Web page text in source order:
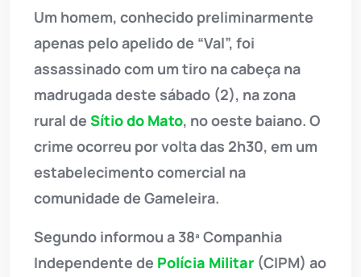
Um homem, conhecido preliminarmente
apenas pelo apelido de “Val”, foi
assassinado com um tiro na cabeça na
madrugada deste sábado (2), na zona
rural de Sítio do Mato, no oeste baiano. O
crime ocorreu por volta das 2h30, em um
estabelecimento comercial na
comunidade de Gameleira.
Segundo informou a 38ª Companhia
Independente de Polícia Militar (CIPM) ao